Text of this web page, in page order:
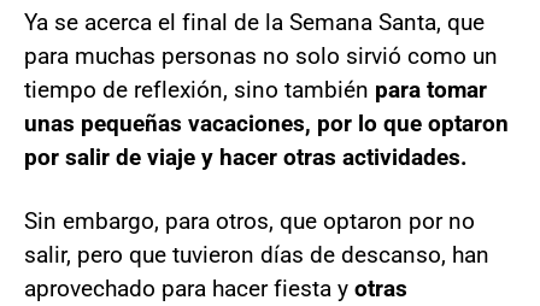
Ya se acerca el final de la Semana Santa, que
para muchas personas no solo sirvió como un
tiempo de reflexión, sino también para tomar
unas pequeñas vacaciones, por lo que optaron
por salir de viaje y hacer otras actividades.
Sin embargo, para otros, que optaron por no
salir, pero que tuvieron días de descanso, han
aprovechado para hacer fiesta y otras